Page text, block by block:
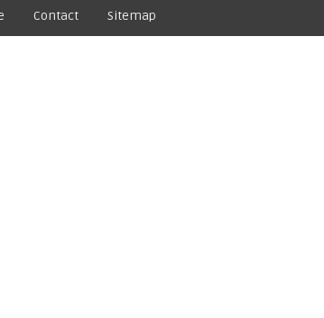
Contact Sitemap